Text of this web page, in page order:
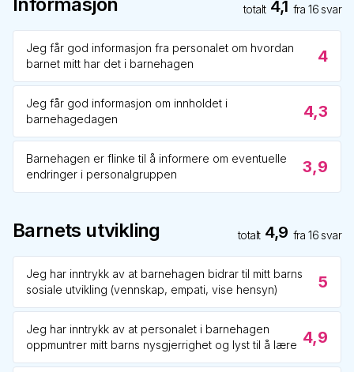
totalt 4,1 fra16 svar
Jeg får god informasjon fra personalet om hvordan
barnet mitt har det i barnehagen
4
Jeg får god informasjon om innholdet i
barnehagedagen
4,3
Barnehagen er flinke til å informere om eventuelle
endringer i personalgruppen
3,9
Barnets utvikling totalt 4,9 fra16 svar
Jeg har inntrykk av at barnehagen bidrar til mitt barns
sosiale utvikling (vennskap, empati, vise hensyn)
5
Jeg har inntrykk av at personalet i barnehagen
oppmuntrer mitt barns nysgjerrighet og lyst til å lære 4,9